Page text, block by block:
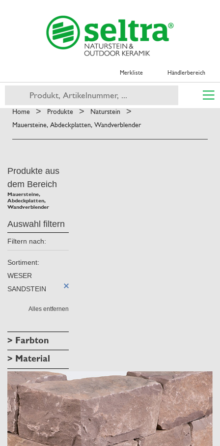
Merkliste Händlerbereich
Home > Produkte > Naturstein >
Mauersteine, Abdeckplatten, Wandverblender
Produkte aus
dem Bereich
Mauersteine,
Abdeckplatten,
Wandverblender
Auswahl filtern
Filtern nach:
Sortiment:
WESER
SANDSTEIN
Alles entfernen
> Farbton
> Material